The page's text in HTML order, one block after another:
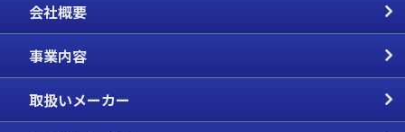
会社概要
事業内容
取扱いメーカー